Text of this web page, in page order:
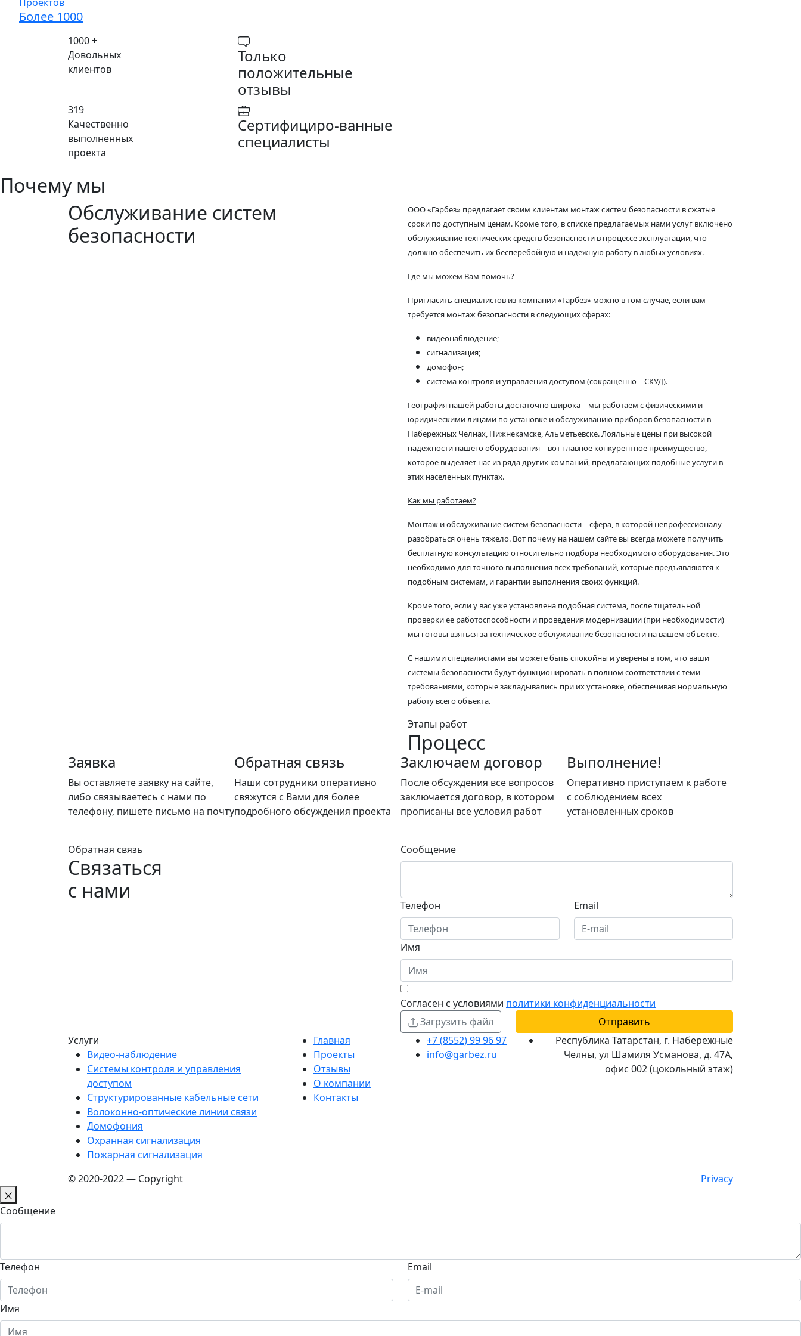
Более 1000
1000+
Довольных
клиентов
Только
положительные
отзывы
319
Качественно
выполненных
проекта
Сертифициро-ванные
специалисты
Почему мы
Обслуживание систем
безопасности
ООО «Гарбез» предлагает своим клиентам монтаж систем безопасности в сжатые
сроки по доступным ценам. Кроме того, в списке предлагаемых нами услуг включено
обслуживание технических средств безопасности в процессе эксплуатации, что
должно обеспечить их бесперебойную и надежную работу в любых условиях.
Где мы можем Вам помочь?
Пригласить специалистов из компании «Гарбез» можно в том случае, если вам
требуется монтаж безопасности в следующих сферах:
видеонаблюдение;
сигнализация;
домофон;
система контроля и управления доступом (сокращенно – СКУД).
География нашей работы достаточно широка – мы работаем с физическими и
юридическими лицами по установке и обслуживанию приборов безопасности в
Набережных Челнах, Нижнекамске, Альметьевске. Лояльные цены при высокой
надежности нашего оборудования – вот главное конкурентное преимущество,
которое выделяет нас из ряда других компаний, предлагающих подобные услуги в
этих населенных пунктах.
Как мы работаем?
Монтаж и обслуживание систем безопасности – сфера, в которой непрофессионалу
разобраться очень тяжело. Вот почему на нашем сайте вы всегда можете получить
бесплатную консультацию относительно подбора необходимого оборудования. Это
необходимо для точного выполнения всех требований, которые предъявляются к
подобным системам, и гарантии выполнения своих функций.
Кроме того, если у вас уже установлена подобная система, после тщательной
проверки ее работоспособности и проведения модернизации (при необходимости)
мы готовы взяться за техническое обслуживание безопасности на вашем объекте.
С нашими специалистами вы можете быть спокойны и уверены в том, что ваши
системы безопасности будут функционировать в полном соответствии с теми
требованиями, которые закладывались при их установке, обеспечивая нормальную
работу всего объекта.
Этапы работ
Процесс
Заявка
Вы оставляете заявку на сайте,
либо связываетесь с нами по
телефону, пишете письмо на почту
Обратная связь
Наши сотрудники оперативно
свяжутся с Вами для более
подробного обсуждения проекта
Заключаем договор
После обсуждения все вопросов
заключается договор, в котором
прописаны все условия работ
Выполнение!
Оперативно приступаем к работе
с соблюдением всех
установленных сроков
Обратная связь
Связаться
с нами
Сообщение
Телефон Email
Имя
Согласен с условиями политики конфиденциальности
Загрузить файл
Отправить
Услуги
Видео-наблюдение
Системы контроля и управления
доступом
Структурированные кабельные сети
Волоконно-оптические линии связи
Домофония
Охранная сигнализация
Пожарная сигнализация
Главная
Проекты
Отзывы
О компании
Контакты
+7 (8552) 99 96 97
info@garbez.ru
Республика Татарстан, г. Набережные
Челны, ул Шамиля Усманова, д. 47А,
офис 002 (цокольный этаж)
© 2020-2022 — Copyright Privacy
Сообщение
Телефон Email
Имя